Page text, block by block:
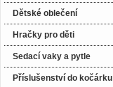
Dětské oblečení
Hračky pro děti
Sedací vaky a pytle
Příslušenství do kočárku